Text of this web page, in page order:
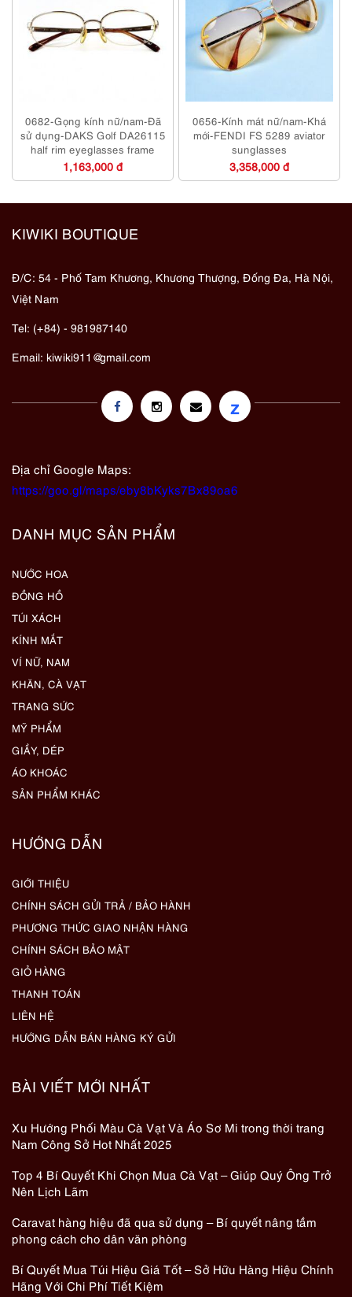
0682-Gọng kính nữ/nam-Đã
sử dụng-DAKS Golf DA26115
half rim eyeglasses frame
1,163,000 đ
0656-Kính mát nữ/nam-Khá
mới-FENDI FS 5289 aviator
sunglasses
3,358,000 đ
KIWIKI BOUTIQUE
Đ/C: 54 - Phố Tam Khương, Khương Thượng, Đống Đa, Hà Nội,
Việt Nam
Tel: (+84) - 981987140
Email: kiwiki911@gmail.com
z
Địa chỉ Google Maps:
https://goo.gl/maps/eby8bKyks7Bx89oa6
DANH MỤC SẢN PHẨM
NƯỚC HOA
ĐỒNG HỒ
TÚI XÁCH
KÍNH MẮT
VÍ NỮ, NAM
KHĂN, CÀ VẠT
TRANG SỨC
MỸ PHẨM
GIẦY, DÉP
ÁO KHOÁC
SẢN PHẨM KHÁC
HƯỚNG DẪN
GIỚI THIỆU
CHÍNH SÁCH GỬI TRẢ / BẢO HÀNH
PHƯƠNG THỨC GIAO NHẬN HÀNG
CHÍNH SÁCH BẢO MẬT
GIỎ HÀNG
THANH TOÁN
LIÊN HỆ
HƯỚNG DẪN BÁN HÀNG KÝ GỬI
BÀI VIẾT MỚI NHẤT
Xu Hướng Phối Màu Cà Vạt Và Áo Sơ Mi trong thời trang
Nam Công Sở Hot Nhất 2025
Top 4 Bí Quyết Khi Chọn Mua Cà Vạt – Giúp Quý Ông Trở
Nên Lịch Lãm
Caravat hàng hiệu đã qua sử dụng – Bí quyết nâng tầm
phong cách cho dân văn phòng
Bí Quyết Mua Túi Hiệu Giá Tốt – Sở Hữu Hàng Hiệu Chính
Hãng Với Chi Phí Tiết Kiệm